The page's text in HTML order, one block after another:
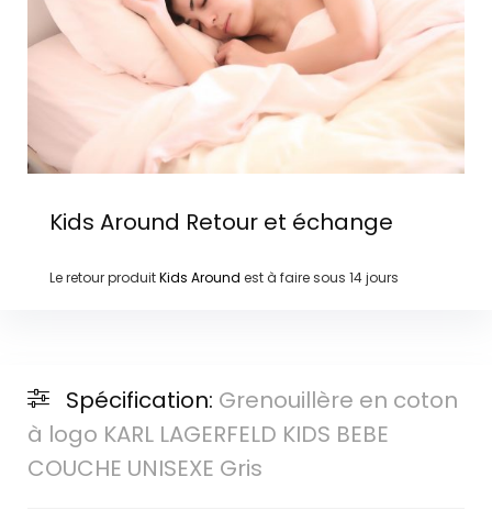
Kids Around Retour et échange
Le retour produitKids Around est à faire sous 14 jours
Spécification: Grenouillère en coton
à logo KARL LAGERFELD KIDS BEBE
COUCHE UNISEXE Gris